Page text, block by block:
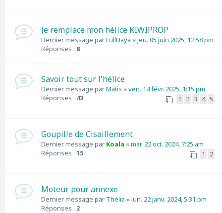
Je remplace mon hélice KIWIPROP
Dernier message parFullHaya «jeu. 05 juin 2025, 12:58 pm
Réponses : 8
Savoir tout sur l'hélice
Dernier message parMatis «ven. 14 févr. 2025, 1:15 pm
Réponses : 43 1 2 3 4 5
Goupille de Cisaillement
Dernier message par Koala «mar. 22 oct. 2024, 7:25 am
Réponses : 15 1 2
Moteur pour annexe
Dernier message par Thélia «lun. 22 janv. 2024, 5:31 pm
Réponses : 2